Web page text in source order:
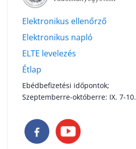
Elektronikus ellenőrző
Elektronikus napló
ELTE levelezés
Étlap
Ebédbefizetési időpontok;
Szeptemberre-októberre: IX. 7-10.